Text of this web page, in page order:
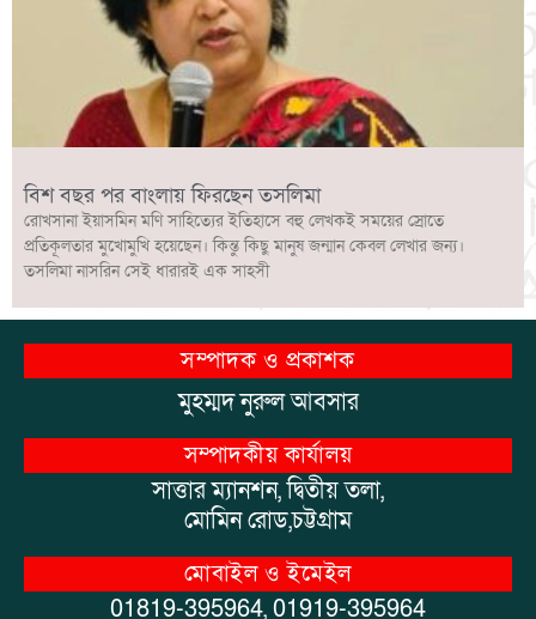
বিশ বছর পর বাংলায় ফিরছেন তসলিমা
রোখসানা ইয়াসমিন মণি সাহিত্যের ইতিহাসে বহু লেখকই সময়ের স্রোতে
প্রতিকূলতার মুখোমুখি হয়েছেন। কিন্তু কিছু মানুষ জন্মান কেবল লেখার জন্য।
তসলিমা নাসরিন সেই ধারারই এক সাহসী
সম্পাদক ও প্রকাশক
মুহম্মদ নুরুল আবসার
সম্পাদকীয় কার্যালয়
সাত্তার ম্যানশন, দ্বিতীয় তলা,
মোমিন রোড,চট্টগ্রাম
মোবাইল ও ইমেইল
01819-395964, 01919-395964